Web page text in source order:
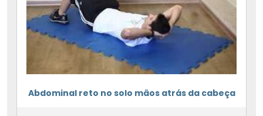
Abdominal reto no solo mãos atrás da cabeça